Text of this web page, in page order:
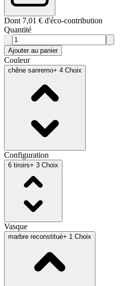
Dont 7,01 € d'éco-contribution
Quantité
Ajouter au panier
Couleur
chêne sanremo+ 4 Choix
Configuration
6 tiroirs+ 3 Choix
Vasque
marbre reconstitué+ 1 Choix